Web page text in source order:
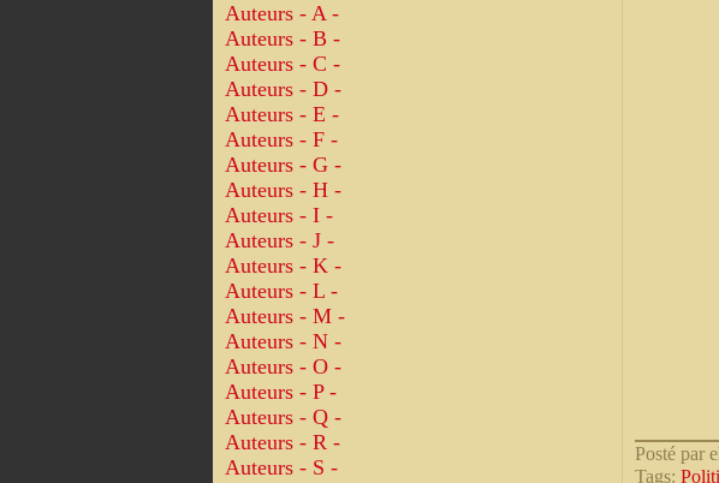
Auteurs - A -
Auteurs - B -
Auteurs - C -
Auteurs - D -
Auteurs - E -
Auteurs - F -
Auteurs - G -
Auteurs - H -
Auteurs - I -
Auteurs - J -
Auteurs - K -
Auteurs - L -
Auteurs - M -
Auteurs - N -
Auteurs - O -
Auteurs - P -
Auteurs - Q -
Auteurs - R -
Auteurs - S -
Posté par
Tags: